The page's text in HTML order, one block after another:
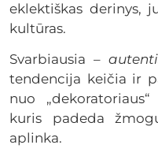
eklektiškas derinys,
kultūras.
Svarbiausia –
tendencija keičia ir
nuo
kuris padeda
aplinka.